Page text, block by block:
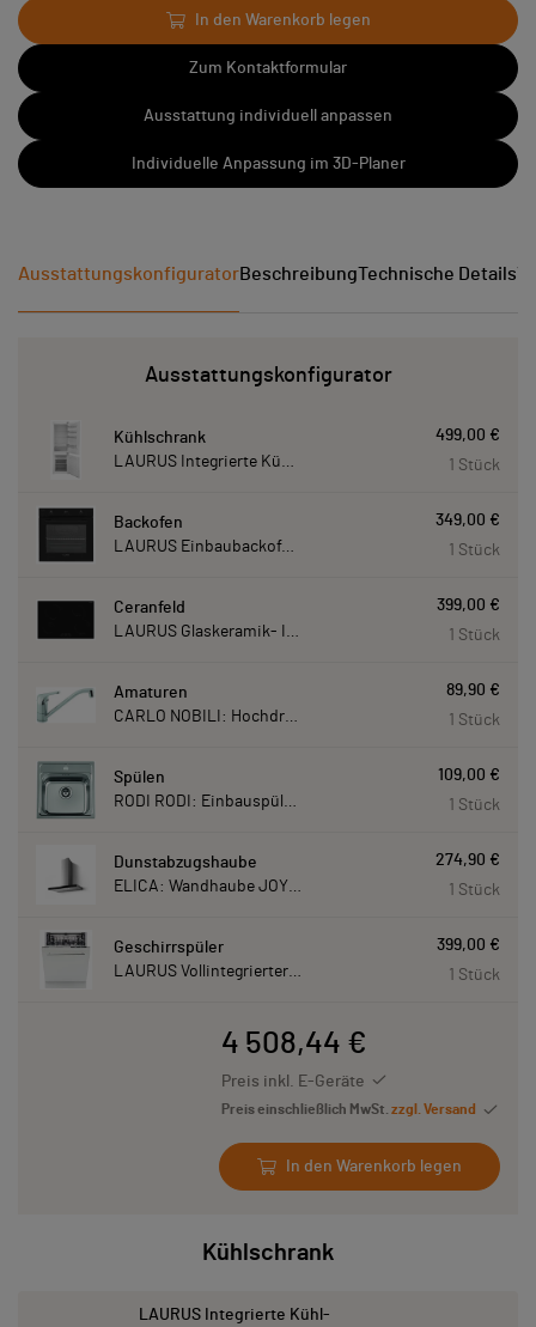
In den Warenkorb legen
Zum Kontaktformular
Ausstattung individuell anpassen
Individuelle Anpassung im 3D-Planer
AusstattungskonfiguratorBeschreibungTechnische Details
Kühlschrank
LAURUS Integrierte Kühl-
Ausstattungskonfigurator
Kühlschrank
LAURUS Integrierte Kühl- Gefrierkombination LKG178E LKG178E
499,00 €
1 Stück
Backofen
LAURUS Einbaubackofen LEB10BK mit Hydrolyse LEB10BK
349,00 €
1 Stück
Ceranfeld
LAURUS Glaskeramik- Induktionskochfeld LIA780, autark LIA780
399,00 €
1 Stück
Amaturen
CARLO NOBILI: Hochdruck- Einhebelmischbatterie Blue, Mischbatterie verchromt 17770
89,90 €
1 Stück
Spülen
RODI RODI: Einbauspüle New Manaus, Edelstahl 87207
109,00 €
1 Stück
Dunstabzugshaube
ELICA: Wandhaube JOYE 90-A,900 mm breit Edelstahl JOYE90A
274,90 €
1 Stück
Geschirrspüler
LAURUS Vollintegrierter Geschirrspüler LSV60-4, 4 Programme, 815 mm hoch LSV604
399,00 €
1 Stück
4 508,44 €
Preis inkl. E-Geräte
Preis einschließlich MwSt. zzgl. Versand
In den Warenkorb legen